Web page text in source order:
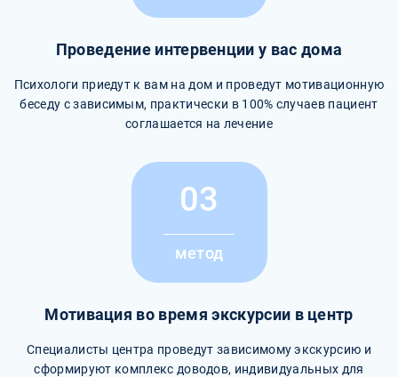
Проведение интервенции у вас дома
Психологи приедут к вам на дом и проведут мотивационную
беседу с зависимым, практически в 100% случаев пациент
соглашается на лечение
03
метод
Мотивация во время экскурсии в центр
Специалисты центра проведут зависимому экскурсию и
сформируют комплекс доводов, индивидуальных для